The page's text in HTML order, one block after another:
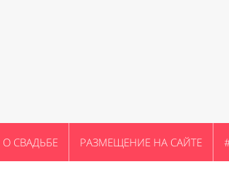
О СВАДЬБЕ РАЗМЕЩЕНИЕ НА САЙТЕ